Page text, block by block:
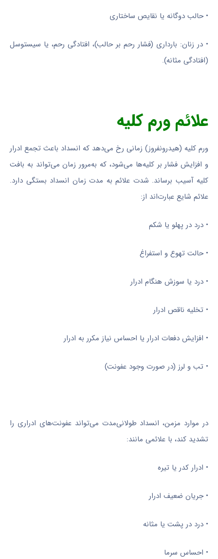
• حالب دوگانه یا نقایص ساختاری
• در زنان: بارداری (فشار رحم بر حالب)، افتادگی رحم، یا سیستوسل
(افتادگی مثانه).
علائم ورم کلیه
ورم کلیه (هیدرونفروز) زمانی رخ می‌دهد که انسداد باعث تجمع ادرار
و افزایش فشار بر کلیه‌ها می‌شود، که به‌مرور زمان می‌تواند به بافت
کلیه آسیب برساند. شدت علائم به مدت زمان انسداد بستگی دارد.
علائم شایع عبارت‌اند از:
• درد در پهلو یا شکم
• حالت تهوع و استفراغ
• درد یا سوزش هنگام ادرار
• تخلیه ناقص ادرار
• افزایش دفعات ادرار یا احساس نیاز مکرر به ادرار
• تب و لرز (در صورت وجود عفونت)
در موارد مزمن، انسداد طولانی‌مدت می‌تواند عفونت‌های ادراری را
تشدید کند، با علائمی مانند:
• ادرار کدر یا تیره
• جریان ضعیف ادرار
• درد در پشت یا مثانه
• احساس سرما